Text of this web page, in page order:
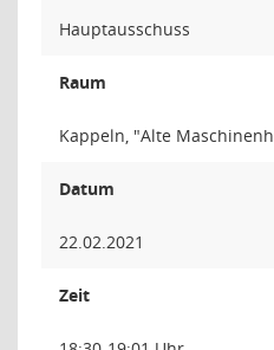
Hauptausschuss
Raum
Kappeln, "Alte
Datum
22.02.2021
Zeit